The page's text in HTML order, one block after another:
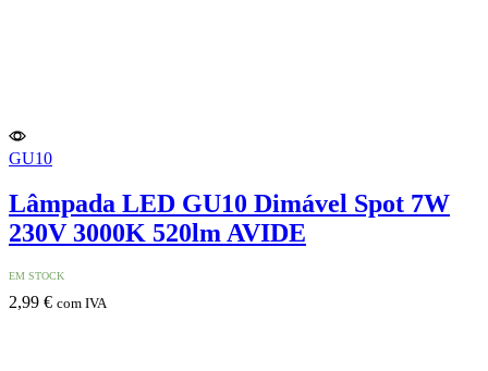
GU10
Lâmpada LED GU10 Dimável Spot 7W
230V 3000K 520lm AVIDE
EM STOCK
2,99 € com IVA